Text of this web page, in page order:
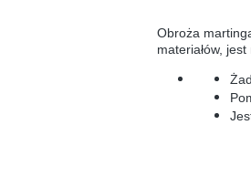
Obroża
materiałów,